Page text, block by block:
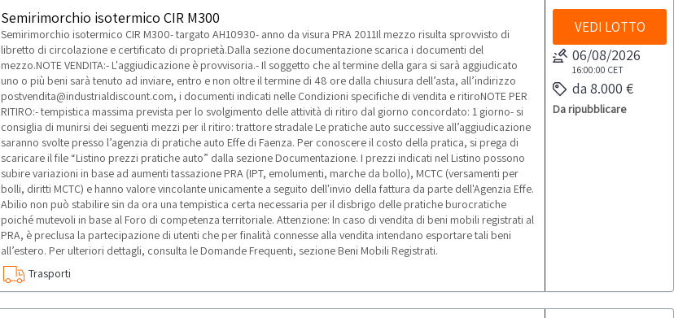
Semirimorchio isotermico CIR M300
Semirimorchio isotermico CIR M300- targato AH10930- anno da visura PRA 2011Il mezzo risulta sprovvisto di
libretto di circolazione e certificato di proprietà.Dalla sezione documentazione scarica i documenti del
mezzo.NOTE VENDITA:- L'aggiudicazione è provvisoria.- Il soggetto che al termine della gara si sarà aggiudicato
uno o più beni sarà tenuto ad inviare, entro e non oltre il termine di 48 ore dalla chiusura dell’asta, all’indirizzo
postvendita@industrialdiscount.com, i documenti indicati nelle Condizioni specifiche di vendita e ritiroNOTE PER
RITIRO:- tempistica massima prevista per lo svolgimento delle attività di ritiro dal giorno concordato: 1 giorno- si
consiglia di munirsi dei seguenti mezzi per il ritiro: trattore stradale Le pratiche auto successive all’aggiudicazione
saranno svolte presso l’agenzia di pratiche auto Effe di Faenza. Per conoscere il costo della pratica, si prega di
scaricare il file “Listino prezzi pratiche auto” dalla sezione Documentazione. I prezzi indicati nel Listino possono
subire variazioni in base ad aumenti tassazione PRA (IPT, emolumenti, marche da bollo), MCTC (versamenti per
bolli, diritti MCTC) e hanno valore vincolante unicamente a seguito dell'invio della fattura da parte dell'Agenzia Effe.
Abilio non può stabilire sin da ora una tempistica certa necessaria per il disbrigo delle pratiche burocratiche
poiché mutevoli in base al Foro di competenza territoriale. Attenzione: In caso di vendita di beni mobili registrati al
PRA, è preclusa la partecipazione di utenti che per finalità connesse alla vendita intendano esportare tali beni
all’estero. Per ulteriori dettagli, consulta le Domande Frequenti, sezione Beni Mobili Registrati.
Trasporti
VEDI LOTTO
06/08/2026
16:00:00 CET
da 8.000 €
Da ripubblicare